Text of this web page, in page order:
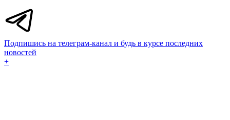
Подпишись на телеграм-канал и будь в курсе последних
новостей
+